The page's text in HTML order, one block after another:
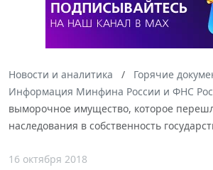
Новости и аналитика
Горячие
Информация Минфина России и ФНС
выморочное имущество, которое
наследования в собственность
16 октября 2018